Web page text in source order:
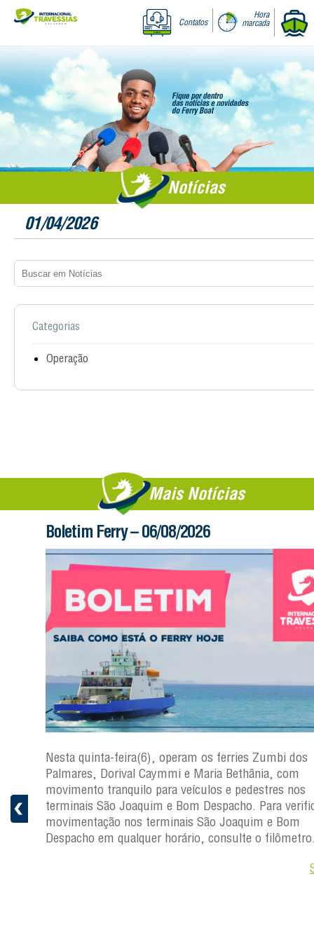
Contatos
Hora
marcada
Notícias
01/04/2026
Categorias
Operação
Mais Notícias
Boletim Ferry – 06/08/2026
Nesta quinta-feira(6), operam os ferries Zumbi dos
Palmares, Dorival Caymmi e Maria Bethânia, com
movimento tranquilo para veículos e pedestres nos
terminais São Joaquim e Bom Despacho. Para
movimentação nos terminais São Joaquim e Bom
Despacho em qualquer horário, consulte o